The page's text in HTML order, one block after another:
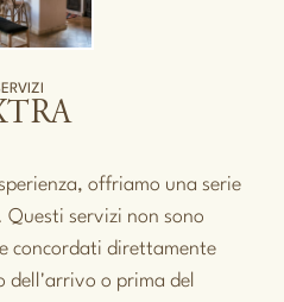
offriamo una serie
servizi non sono
concordati direttamente
dell'arrivo o prima del